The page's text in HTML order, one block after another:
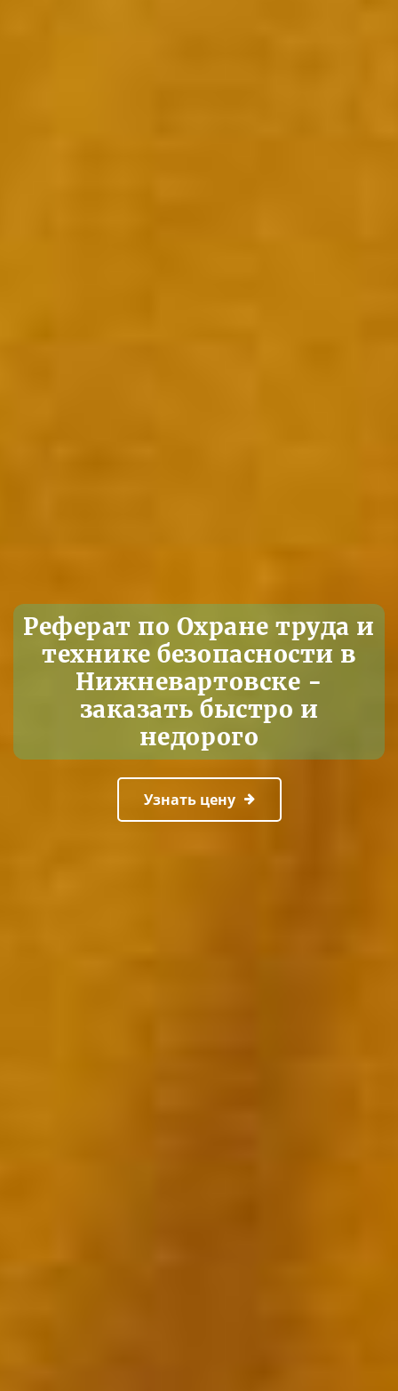
Реферат по Охране труда и
технике безопасности в
Нижневартовске -
заказать быстро и
недорого
Узнать цену